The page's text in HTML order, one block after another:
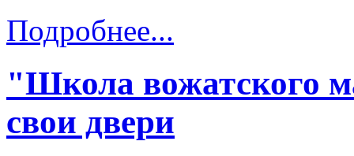
Подробнее...
"Школа вожатского
свои двери